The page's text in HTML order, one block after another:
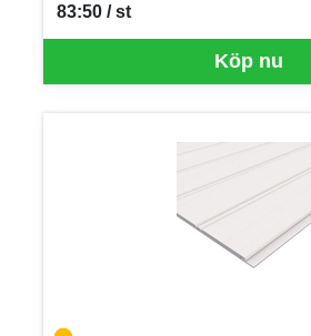
Köp nu
83:50 / st
SEK per ST